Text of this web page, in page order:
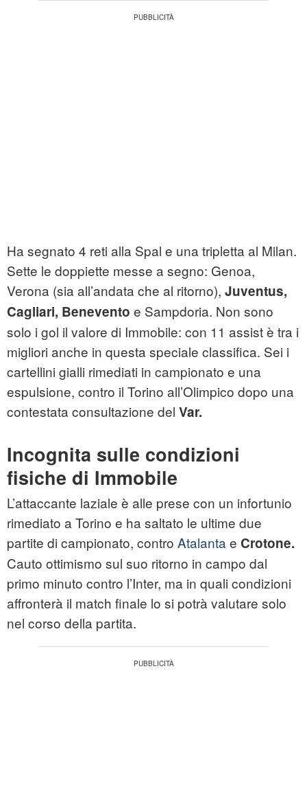
Ha segnato 4 reti alla Spal e una tripletta al Milan.
Sette le doppiette messe a segno: Genoa,
Verona (sia all’andata che al ritorno), Juventus,
Cagliari, Benevento e Sampdoria. Non sono
solo i gol il valore di Immobile: con 11 assist è tra i
migliori anche in questa speciale classifica. Sei i
cartellini gialli rimediati in campionato e una
espulsione, contro il Torino all’Olimpico dopo una
contestata consultazione del Var.
Incognita sulle condizioni
fisiche di Immobile
L’attaccante laziale è alle prese con un infortunio
rimediato a Torino e ha saltato le ultime due
partite di campionato, contro Atalanta e Crotone.
Cauto ottimismo sul suo ritorno in campo dal
primo minuto contro l’Inter, ma in quali condizioni
affronterà il match finale lo si potrà valutare solo
nel corso della partita.